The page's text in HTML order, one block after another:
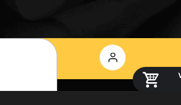
Login